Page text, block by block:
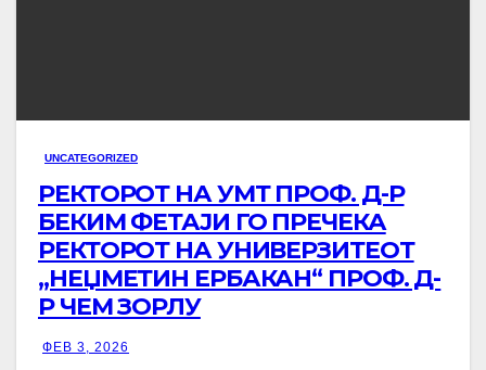
UNCATEGORIZED
РЕКТОРОТ НА УМТ ПРОФ. Д-Р
БЕКИМ ФЕТАЈИ ГО ПРЕЧЕКА
РЕКТОРОТ НА УНИВЕРЗИТЕОТ
„НЕЏМЕТИН ЕРБАКАН“ ПРОФ. Д-
Р ЧЕМ ЗОРЛУ
ФЕВ 3, 2026